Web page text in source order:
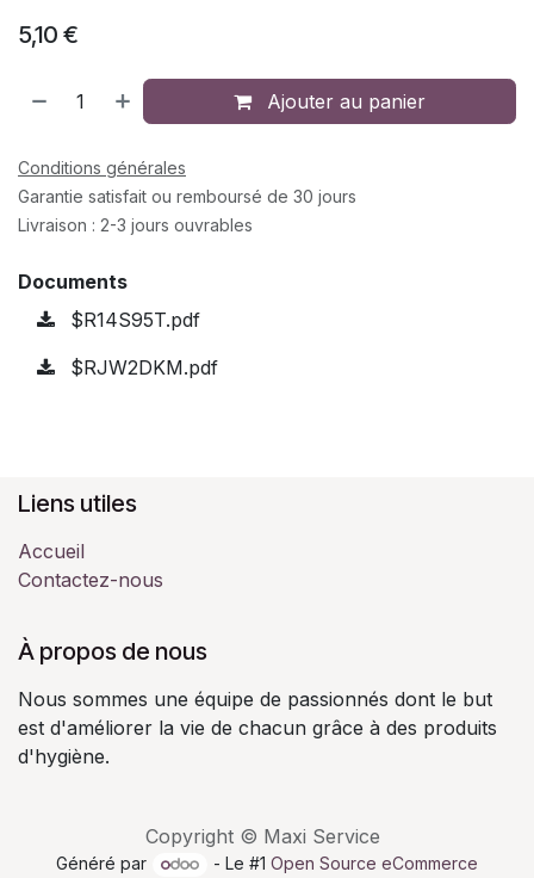
5,10 €
Ajouter au panier
Conditions générales
Garantie satisfait ou remboursé de 30 jours
Livraison : 2-3 jours ouvrables
Documents
$R14S95T.pdf
$RJW2DKM.pdf
Liens utiles
Accueil
Contactez-nous
À propos de nous
Nous sommes une équipe de passionnés dont le but
est d'améliorer la vie de chacun grâce à des produits
d'hygiène.
Copyright © Maxi Service
Généré par - Le #1Open Source eCommerce